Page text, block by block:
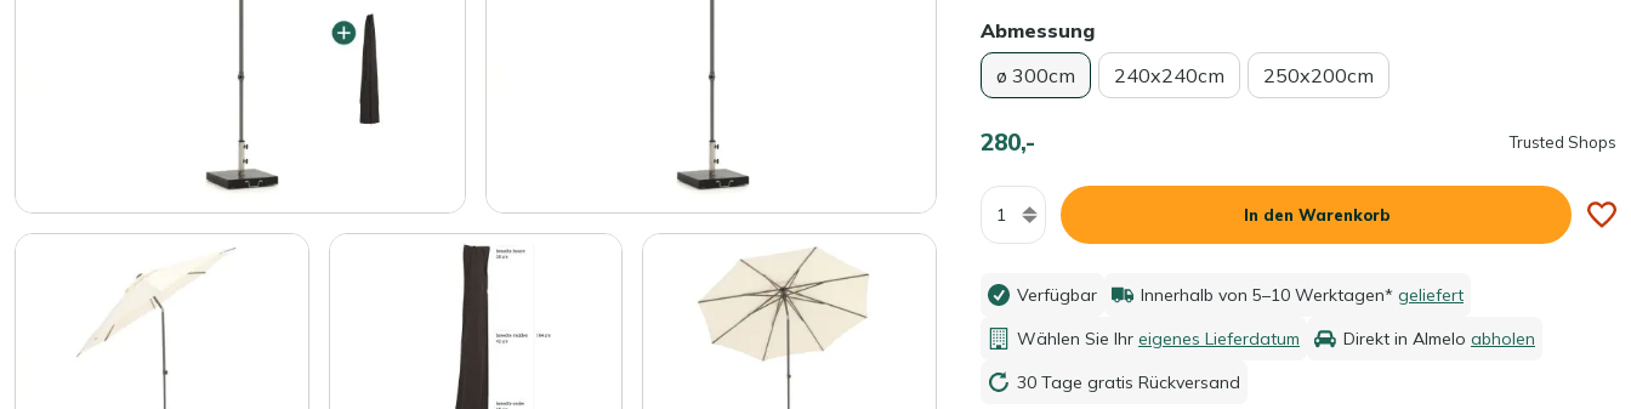
Abmessung
ø 300cm
240x240cm 250x200cm
280,- Trusted Shops
Menge
In den Warenkorb
Verfügbar Innerhalb von 5–10 Werktagen* geliefert
Wählen Sie Ihr eigenes Lieferdatum Direkt in Almelo abholen
30 Tage gratis Rückversand